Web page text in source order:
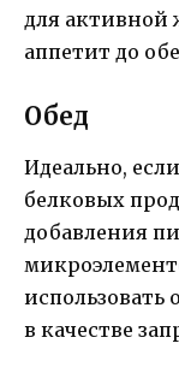
для активной
аппетит до
Обед
Идеально,
белковых
добавления
использовать
в качестве